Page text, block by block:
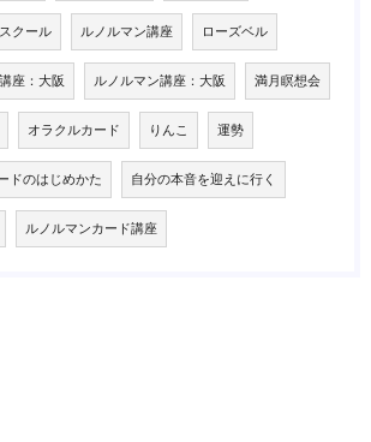
クール ルノルマン講座 ローズベル
座：大阪 ルノルマン講座：大阪 満月瞑想会
オラクルカード りんこ 運勢
ドのはじめかた 自分の本音を迎えに行く
ルノルマンカード講座